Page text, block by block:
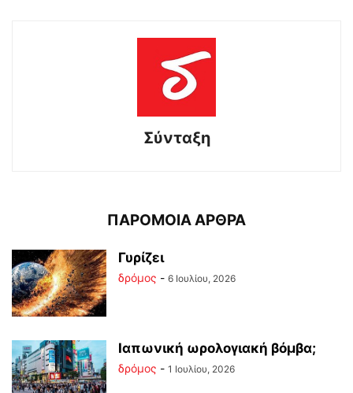
Σύνταξη
ΠΑΡΟΜΟΙΑ ΑΡΘΡΑ
Γυρίζει
δρόμος - 6 Ιουλίου, 2026
Ιαπωνική ωρολογιακή βόμβα;
δρόμος - 1 Ιουλίου, 2026